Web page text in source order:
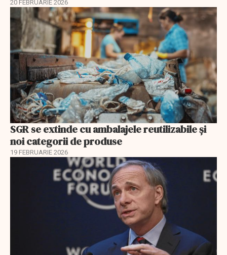
20 FEBRUARIE 2026
SGR se extinde cu ambalajele reutilizabile și
noi categorii de produse
19 FEBRUARIE 2026